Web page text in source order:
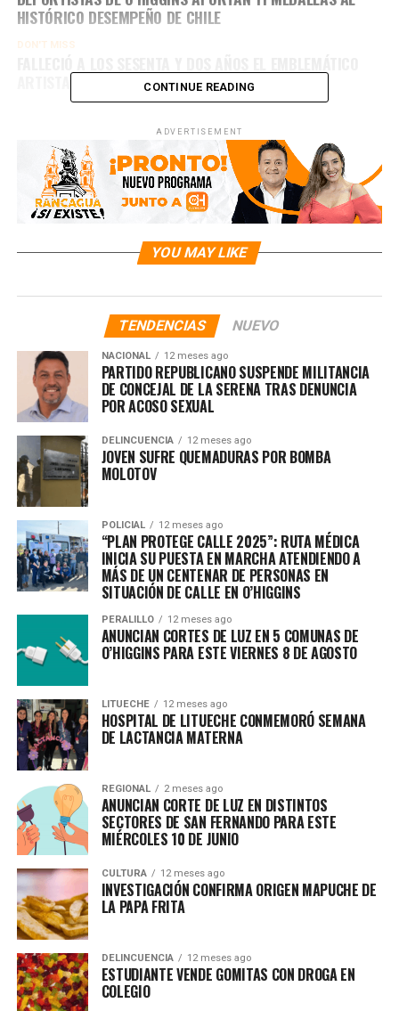
HISTÓRICO DESEMPEÑO DE CHILE
DON'T MISS
ARTISTA DOMINICANO ALEX BUENO
CONTINUE READING
ADVERTISEMENT
YOU MAY LIKE
TENDENCIAS NUEVO
NACIONAL 12 meses ago
PARTIDO REPUBLICANO SUSPENDE MILITANCIA
DE CONCEJAL DE LA SERENA TRAS DENUNCIA
POR ACOSO SEXUAL
DELINCUENCIA 12 meses ago
JOVEN SUFRE QUEMADURAS POR BOMBA
MOLOTOV
POLICIAL 12 meses ago
“PLAN PROTEGE CALLE 2025”: RUTA MÉDICA
INICIA SU PUESTA EN MARCHA ATENDIENDO A
MÁS DE UN CENTENAR DE PERSONAS EN
SITUACIÓN DE CALLE EN O’HIGGINS
PERALILLO 12 meses ago
ANUNCIAN CORTES DE LUZ EN 5 COMUNAS DE
O’HIGGINS PARA ESTE VIERNES 8 DE AGOSTO
LITUECHE 12 meses ago
HOSPITAL DE LITUECHE CONMEMORÓ SEMANA
DE LACTANCIA MATERNA
REGIONAL 2 meses ago
ANUNCIAN CORTE DE LUZ EN DISTINTOS
SECTORES DE SAN FERNANDO PARA ESTE
MIÉRCOLES 10 DE JUNIO
CULTURA 12 meses ago
INVESTIGACIÓN CONFIRMA ORIGEN MAPUCHE DE
LA PAPA FRITA
DELINCUENCIA 12 meses ago
ESTUDIANTE VENDE GOMITAS CON DROGA EN
COLEGIO